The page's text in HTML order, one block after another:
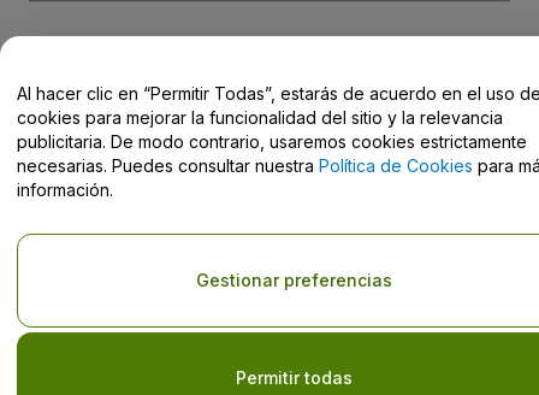
El uso de este sitio web constituye la aceptación de losTérminos y
Condiciones, de laPolítica de Privacidad , de laPolítica de Cookies
y de laPolítica de Privacidad para Móviles
No compartir mi información personal ni tus opciones de
Al hacer clic en “Permitir Todas”, estarás de acuerdo en el uso
cookies para mejorar la funcionalidad del sitio y la relevancia
publicitaria. De modo contrario, usaremos cookies estrictamente
necesarias. Puedes consultar nuestra Política de Cookies para
información.
Permitir todas
Gestionar preferencias